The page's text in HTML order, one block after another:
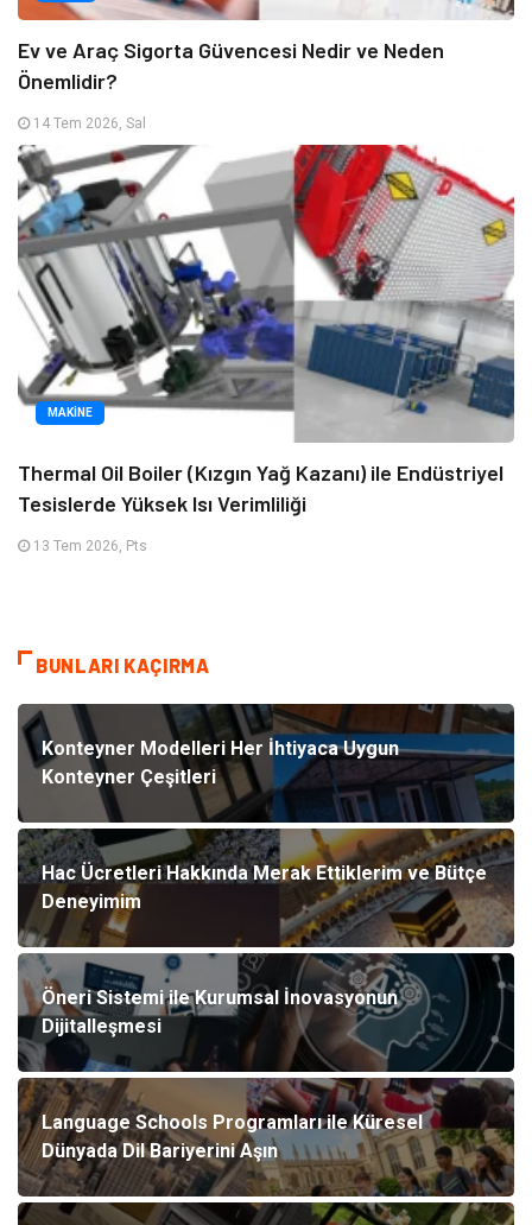
Ev ve Araç Sigorta Güvencesi Nedir ve Neden
Önemlidir?
14 Tem 2026, Sal
MAKINE
Thermal Oil Boiler (Kızgın Yağ Kazanı) ile Endüstriyel
Tesislerde Yüksek Isı Verimliliği
13 Tem 2026, Pts
BUNLARI KAÇIRMA
Konteyner Modelleri Her İhtiyaca Uygun
Konteyner Çeşitleri
Hac Ücretleri Hakkında Merak Ettiklerim ve Bütçe
Deneyimim
Öneri Sistemi ile Kurumsal İnovasyonun
Dijitalleşmesi
Language Schools Programları ile Küresel
Dünyada Dil Bariyerini Aşın